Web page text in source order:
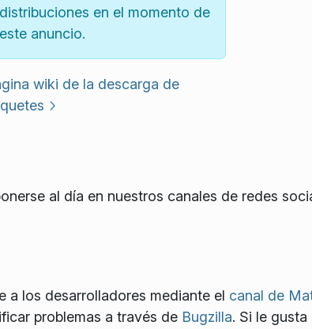
distribuciones en el momento de
este anuncio.
wiki de la descarga de
al día en nuestros canales de redes
a los desarrolladores mediante el canal de
problemas a través de Bugzilla. Si le